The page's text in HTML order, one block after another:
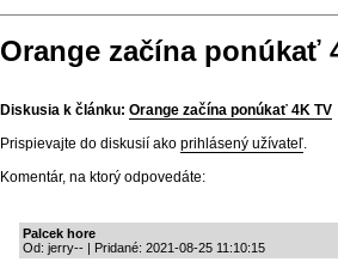
Orange začína ponúkať
Diskusia k článku: Orange začína ponúkať 4K TV
Prispievajte do diskusií ako prihlásený užívateľ.
Komentár, na ktorý odpovedáte:
Palcek hore
Od: jerry-- | Pridané: 2021-08-25 11:10:15